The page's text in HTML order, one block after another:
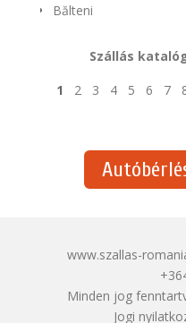
Bălteni
Szállás
1
2 3 4 5 6 7
www.szallas-
Minden jog
Jogi